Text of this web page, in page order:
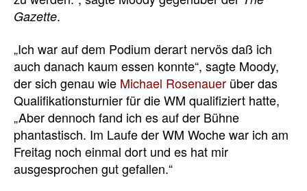
Gazette.
„Ich war auf dem Podium derart nervös daß ich
auch danach kaum essen konnte“, sagte Moody,
der sich genau wie Michael Rosenauer über das
Qualifikationsturnier für die WM qualifiziert hatte,
„Aber dennoch fand ich es auf der Bühne
phantastisch. Im Laufe der WM Woche war ich am
Freitag noch einmal dort und es hat mir
ausgesprochen gut gefallen.“